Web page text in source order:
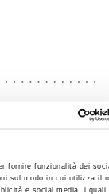
fornire funzionalità dei
sul modo in cui utilizza il
e social media, i quali